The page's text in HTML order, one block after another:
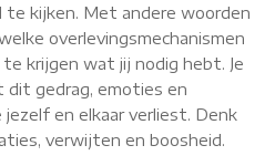
te kijken. Met andere woorden
overlevingsmechanismen
krijgen wat jij nodig hebt. Je
gedrag, emoties en
en elkaar verliest. Denk
verwijten en boosheid.